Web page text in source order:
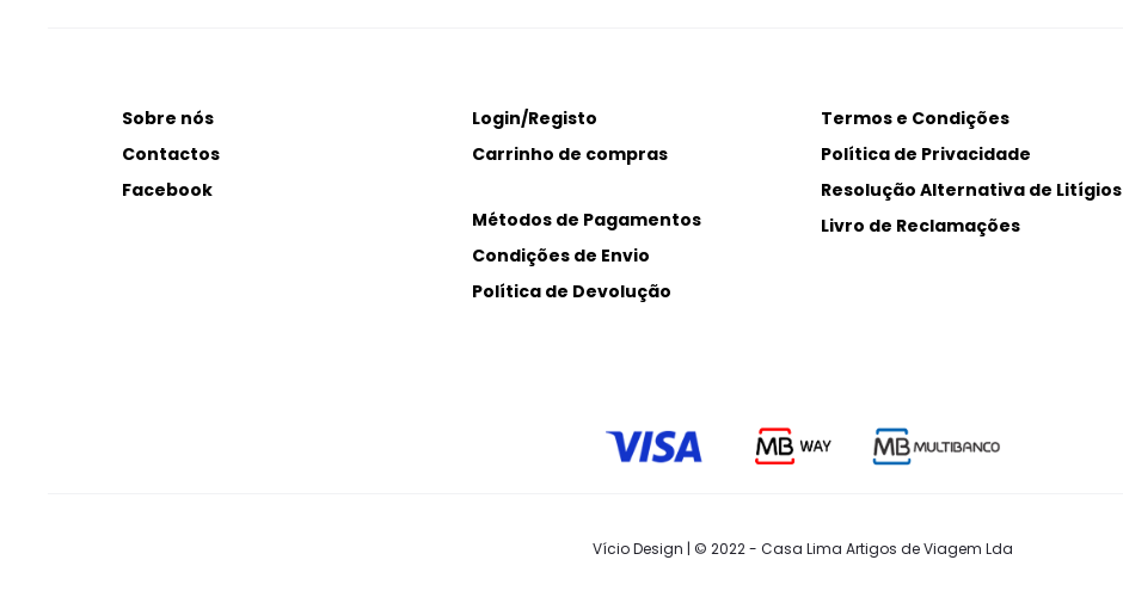
Sobre nós
Contactos
Facebook
Login/Registo
Carrinho de compras
Métodos de Pagamentos
Condições de Envio
Política de Devolução
Termos e Condições
Política de Privacidade
Resolução Alternativa de Litígios
Livro de Reclamações
Vício Design | © 2022 - Casa Lima Artigos de Viagem Lda